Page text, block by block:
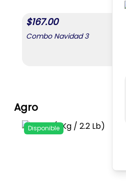
$167.00
Combo Navidad 3
Agro
Disponible